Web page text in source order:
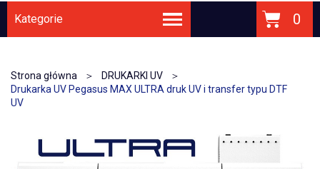
Kategorie
Strona główna
DRUKARKI UV
Drukarka UV Pegasus MAX ULTRA druk UV i transfer typu DTF
UV